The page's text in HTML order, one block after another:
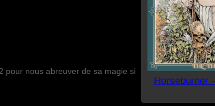
pour nous abreuver de sa magie si
Horseburner